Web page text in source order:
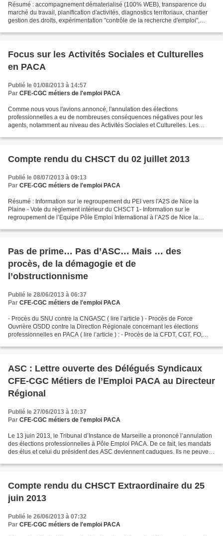
Résumé : accompagnement dématerialisé (100% WEB), transparence du
marché du travail, planification d'activités, diagnostics territoriaux, chantier
gestion des droits, expérimentation "contrôle de la recherche d'emploi",
Focus sur les Activités Sociales et Culturelles
en PACA
Publié le 01/08/2013 à 14:57
Par CFE-CGC métiers de l'emploi PACA
Comme nous vous l'avions annoncé, l'annulation des élections
professionnelles a eu de nombreuses conséquences négatives pour les
agents, notamment au niveau des Activités Sociales et Culturelles. Les
Compte rendu du CHSCT du 02 juillet 2013
Publié le 08/07/2013 à 09:13
Par CFE-CGC métiers de l'emploi PACA
Résumé : Information sur le regroupement du PEI vers l'A2S de Nice la
Plaine - Vote du règlement intérieur du CHSCT 1- Information sur le
regroupement de l’Equipe Pôle Emploi International à l’A2S de Nice la
Pas de prime… Pas d’ASC… Mais … des
procès, de la démagogie et de
l’obstructionnisme
Publié le 28/06/2013 à 06:37
Par CFE-CGC métiers de l'emploi PACA
- Procès du SNU contre la CNGASC ( lire l’article ) - Procès de Force
Ouvrière OSDD contre la Direction Régionale concernant les élections
professionnelles en PACA ( lire l’article ) : - Procès de la CFDT, CGT, FO,
ASC : Lettre ouverte des Délégués Syndicaux
CFE-CGC Métiers de l’Emploi PACA au Directeur
Régional
Publié le 27/06/2013 à 10:37
Par CFE-CGC métiers de l'emploi PACA
Le 13 juin 2013, le Tribunal d’Instance de Marseille a prononcé l’annulation
des élections professionnelles à Pôle Emploi PACA. De ce fait, les mandats
des élus et celui du président des ASC deviennent caduques. Ils ne peuvent
Compte rendu du CHSCT Extraordinaire du 25
juin 2013
Publié le 26/06/2013 à 07:32
Par CFE-CGC métiers de l'emploi PACA